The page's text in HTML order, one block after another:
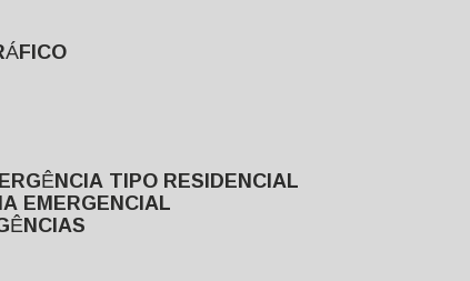
TIPO RESIDENCIAL
EMERGENCIAL